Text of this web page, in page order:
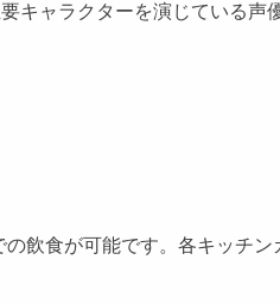
ャラクターを演じている声
食が可能です。各キッチン